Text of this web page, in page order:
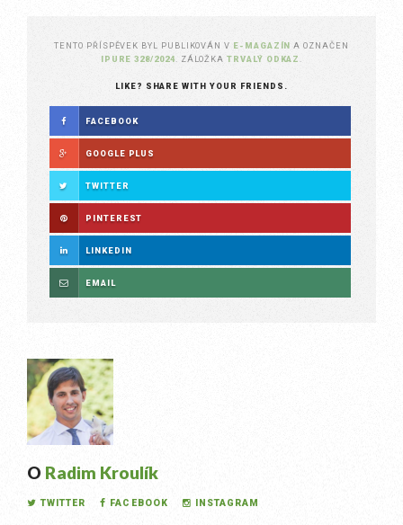
TENTO PŘÍSPĚVEK BYL PUBLIKOVÁN V E-MAGAZÍN A OZNAČEN
IPURE 328/2024 . ZÁLOŽKATRVALÝ ODKAZ
LIKE? SHARE WITH YOUR FRIENDS.
FACEBOOK
GOOGLE PLUS
TWITTER
PINTEREST
LINKEDIN
EMAIL
O Radim Kroulík
TWITTER FACEBOOK INSTAGRAM